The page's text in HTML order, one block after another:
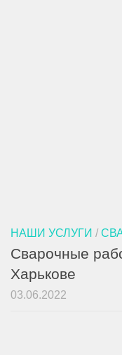
НАШИ УСЛУГИ /
Сварочные
Харькове
03.06.2022